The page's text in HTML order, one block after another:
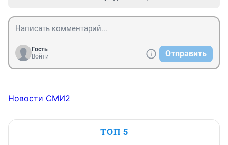
Гость
Войти
Отправить
Новости СМИ2
ТОП 5